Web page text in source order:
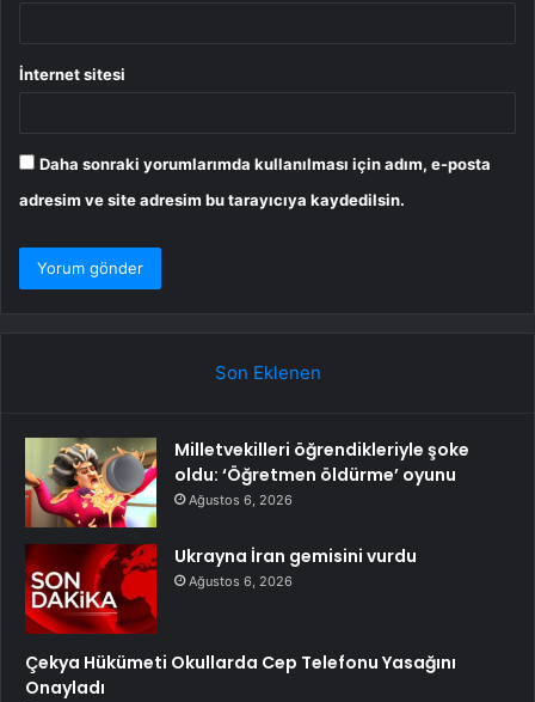
İnternet sitesi
Daha sonraki yorumlarımda kullanılması için adım, e-posta
adresim ve site adresim bu tarayıcıya kaydedilsin.
Son Eklenen
Milletvekilleri öğrendikleriyle şoke
oldu: ‘Öğretmen öldürme’ oyunu
Ağustos 6, 2026
Ukrayna İran gemisini vurdu
Ağustos 6, 2026
Çekya Hükümeti Okullarda Cep Telefonu Yasağını
Onayladı